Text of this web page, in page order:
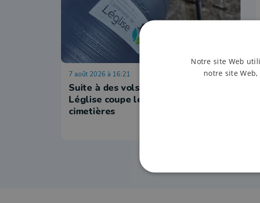
7 août 2026 à 16:21
Suite à des vols, la commune de
Léglise coupe les robinets des
cimetières
Notre site Web
notre site